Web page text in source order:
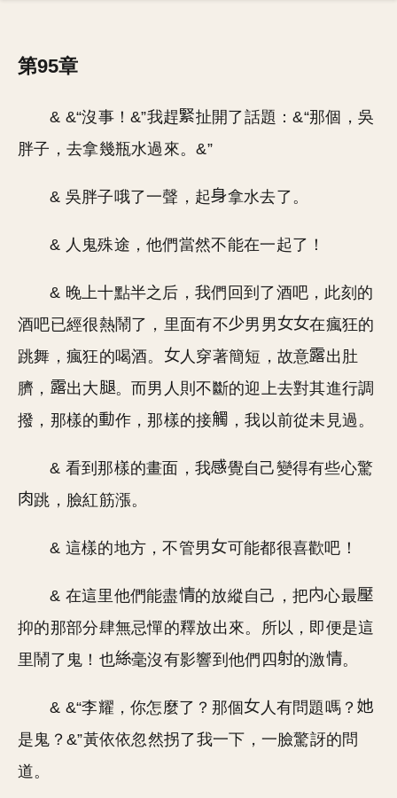
第95章
& &“沒事！&”我趕
扯開了話題：&“那個，吳
胖子，去拿幾瓶水過來。&”
& 吳胖子哦了一聲，起 拿水去了。
& 人鬼殊途，他們當然不能在一起了！
& 晚上十點半之后，我們回到了酒吧，此刻的
酒吧已經很熱鬧了，里面有不
男男
在瘋狂的
跳舞，瘋狂的喝酒。
人穿著簡短，故意
出肚
臍，
出大
。而男人則不斷的迎上去對其進行調
撥，那樣的
作，那樣的接 ，我以前從未見過。
& 看到那樣的畫面，我
覺自己變得有些心驚
跳，臉紅筋漲。
& 這樣的地方，不管男 可能都很喜歡吧！
& 在這里他們能盡 的放縱自己，把
心最
抑的那部分肆無忌憚的釋放出來。所以，即便是這
里鬧了鬼！也
毫沒有影響到他們四 的激 。
& &“李耀，你怎麼了？那個
人有問題嗎？
是鬼？&”黃依依忽然拐了我一下，一臉驚訝的問
道。